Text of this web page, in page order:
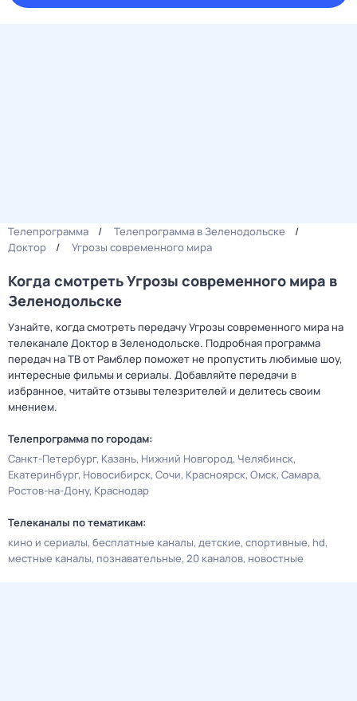
Телепрограмма
Телепрограмма в Зеленодольске
Доктор
Угрозы современного мира
Когда смотреть Угрозы современного мира в
Зеленодольске
Узнайте, когда смотреть передачу Угрозы современного мира на
телеканале Доктор в Зеленодольске. Подробная программа
передач на ТВ от Рамблер поможет не пропустить любимые шоу,
интересные фильмы и сериалы. Добавляйте передачи в
избранное, читайте отзывы телезрителей и делитесь своим
мнением.
Телепрограмма по городам:
Санкт-Петербург Казань Нижний Новгород Челябинск
Екатеринбург Новосибирск Сочи Красноярск Омск Самара
Ростов-на-Дону Краснодар
Телеканалы по тематикам:
кино и сериалы бесплатные каналы детские спортивные hd
местные каналы познавательные 20 каналов новостные